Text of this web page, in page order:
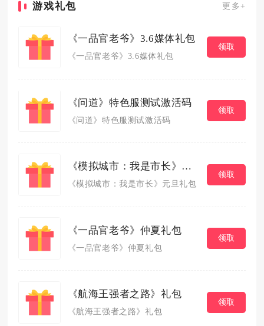
游戏礼包 更多+
《一品官老爷》3.6媒体礼包
《一品官老爷》3.6媒体礼包
领取
《问道》特色服测试激活码
《问道》特色服测试激活码
领取
《模拟城市：我是市长》元旦礼包
《模拟城市：我是市长》元旦礼包
领取
《一品官老爷》仲夏礼包
《一品官老爷》仲夏礼包
领取
《航海王强者之路》礼包
《航海王强者之路》礼包
领取